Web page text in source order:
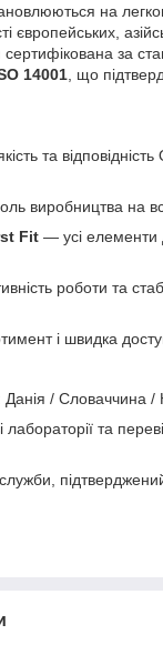
на
європейських,
сертифікована за
14001 , що
та відповідність
виробництва на
Fit — усі елементи
роботи та
і швидка
/ Словаччина /
лабораторії та